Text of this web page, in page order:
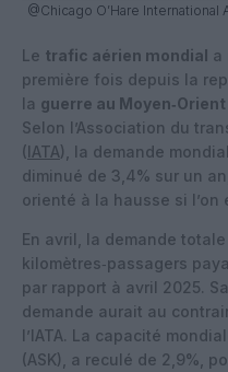
@Chicago O’Hare International
Le trafic aérien mondial a
première fois depuis la
la guerre au Moyen‑Orient
Selon l’Association du
(IATA), la demande
diminué de 3,4% sur un
orienté à la hausse si
En avril, la demande
kilomètres‑passagers
par rapport à avril 2025.
demande aurait au
l’IATA. La capacité
(ASK), a reculé de 2,9%,